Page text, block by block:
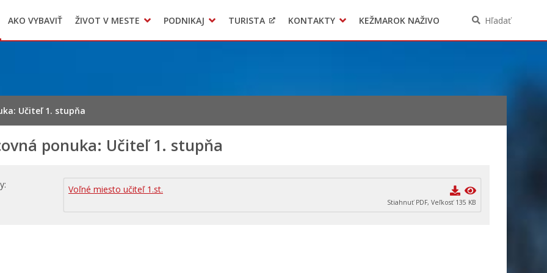
Geo informačný systém – Kežmarok
Oznamovanie podozrení z podvodov
AKO VYBAVIŤ ŽIVOT V MESTE
Triedený zber – NATUR – PACK
PODNIKAJ TURISTA KONTAKTY KEŽMAROK NAŽIVO Hľadať
Učiteľ 1. stupňa
ponuka: Učiteľ 1. stupňa
Voľné miesto učiteľ 1.st.
Stiahnuť PDF, Veľkosť 135 KB